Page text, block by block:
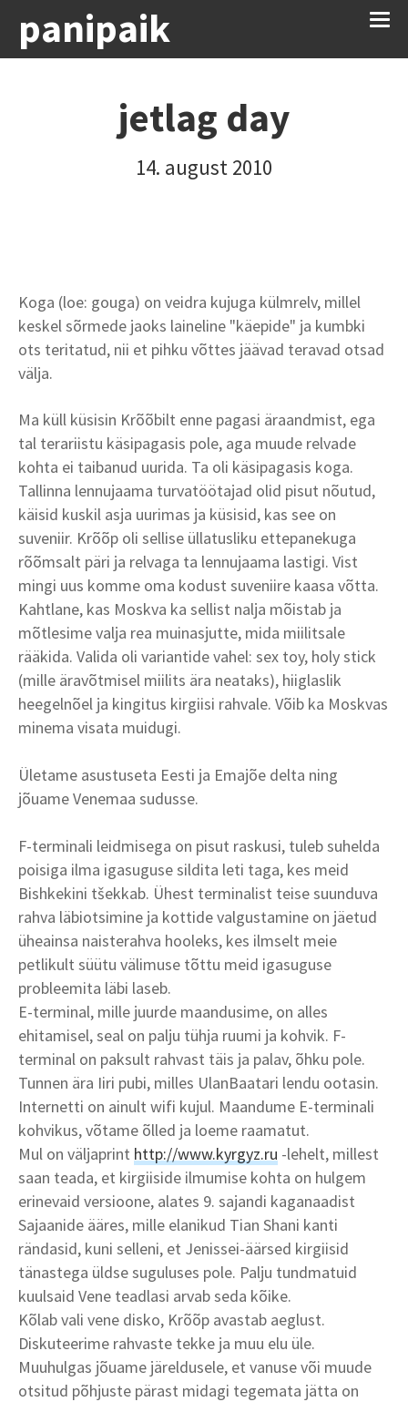
panipaik
jetlag day
14. august 2010
Koga (loe: gouga) on veidra kujuga külmrelv, millel
keskel sõrmede jaoks laineline "käepide" ja kumbki
ots teritatud, nii et pihku võttes jäävad teravad otsad
välja.
Ma küll küsisin Krõõbilt enne pagasi äraandmist, ega
tal terariistu käsipagasis pole, aga muude relvade
kohta ei taibanud uurida. Ta oli käsipagasis koga.
Tallinna lennujaama turvatöötajad olid pisut nõutud,
käisid kuskil asja uurimas ja küsisid, kas see on
suveniir. Krõõp oli sellise üllatusliku ettepanekuga
rõõmsalt päri ja relvaga ta lennujaama lastigi. Vist
mingi uus komme oma kodust suveniire kaasa võtta.
Kahtlane, kas Moskva ka sellist nalja mõistab ja
mõtlesime valja rea muinasjutte, mida miilitsale
rääkida. Valida oli variantide vahel: sex toy, holy stick
(mille äravõtmisel miilits ära neataks), hiiglaslik
heegelnõel ja kingitus kirgiisi rahvale. Võib ka Moskvas
minema visata muidugi.
Ületame asustuseta Eesti ja Emajõe delta ning
jõuame Venemaa sudusse.
F-terminali leidmisega on pisut raskusi, tuleb suhelda
poisiga ilma igasuguse sildita leti taga, kes meid
Bishkekini tšekkab. Ühest terminalist teise suunduva
rahva läbiotsimine ja kottide valgustamine on jäetud
üheainsa naisterahva hooleks, kes ilmselt meie
petlikult süütu välimuse tõttu meid igasuguse
probleemita läbi laseb.
E-terminal, mille juurde maandusime, on alles
ehitamisel, seal on palju tühja ruumi ja kohvik. F-
terminal on paksult rahvast täis ja palav, õhku pole.
Tunnen ära Iiri pubi, milles UlanBaatari lendu ootasin.
Internetti on ainult wifi kujul. Maandume E-terminali
kohvikus, võtame õlled ja loeme raamatut.
Mul on väljaprint http://www.kyrgyz.ru -lehelt, millest
saan teada, et kirgiiside ilmumise kohta on hulgem
erinevaid versioone, alates 9. sajandi kaganaadist
Sajaanide ääres, mille elanikud Tian Shani kanti
rändasid, kuni selleni, et Jenissei-äärsed kirgiisid
tänastega üldse suguluses pole. Palju tundmatuid
kuulsaid Vene teadlasi arvab seda kõike.
Kõlab vali vene disko, Krõõp avastab aeglust.
Diskuteerime rahvaste tekke ja muu elu üle.
Muuhulgas jõuame järeldusele, et vanuse või muude
otsitud põhjuste pärast midagi tegemata jätta on